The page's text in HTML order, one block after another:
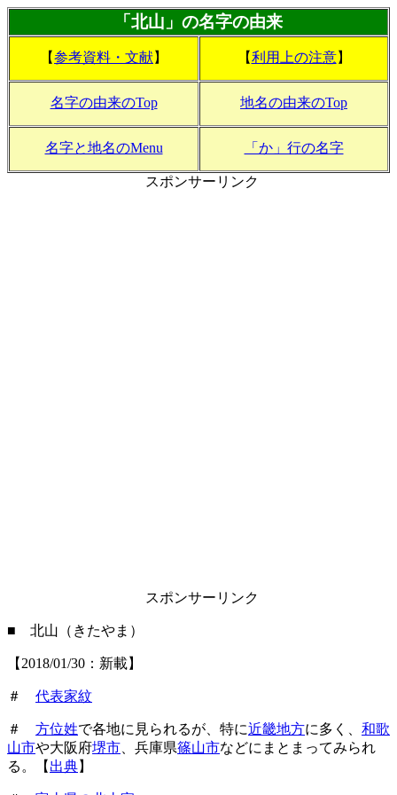
「北山」の名字の由来
【参考資料・文献】 【利用上の注意】
名字の由来のTop 地名の由来のTop
名字と地名のMenu 「か」行の名字
スポンサーリンク
スポンサーリンク
■ 北山（きたやま）
【2018/01/30：新載】
＃ 代表家紋
＃ 方位姓で各地に見られるが、特に近畿地方に多く、 和歌
山市や大阪府堺市 、兵庫県篠山市などにまとまってみられ
る。【 出典】